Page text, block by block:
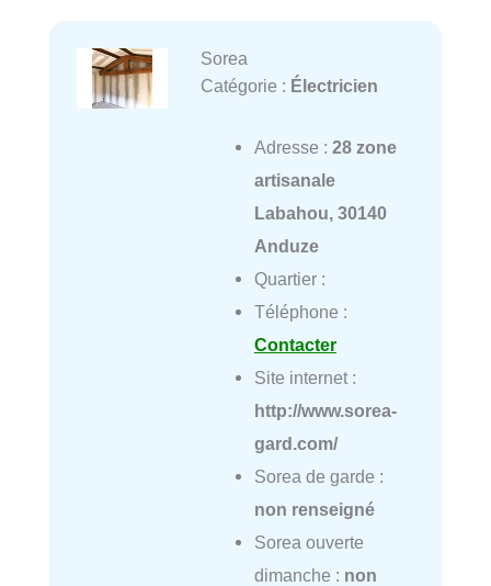
Sorea
Catégorie : Électricien
Adresse : 28 zone
artisanale
Labahou, 30140
Anduze
Quartier :
Téléphone :
Contacter
Site internet :
http://www.sorea-
gard.com/
Sorea de garde :
non renseigné
Sorea ouverte
dimanche : non